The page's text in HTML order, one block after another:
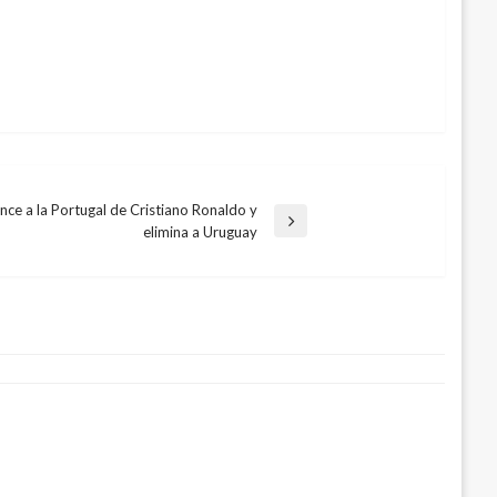
a la Portugal de Cristiano Ronaldo y
elimina a Uruguay